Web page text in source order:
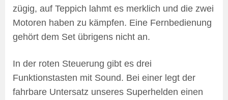
zügig, auf Teppich lahmt es merklich und die zwei
Motoren haben zu kämpfen. Eine Fernbedienung
gehört dem Set übrigens nicht an.
In der roten Steuerung gibt es drei
Funktionstasten mit Sound. Bei einer legt der
fahrbare Untersatz unseres Superhelden einen